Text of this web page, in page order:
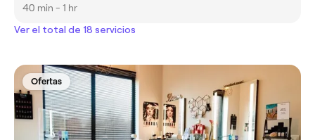
40 min - 1 hr
Ver el total de 18 servicios
Ofertas